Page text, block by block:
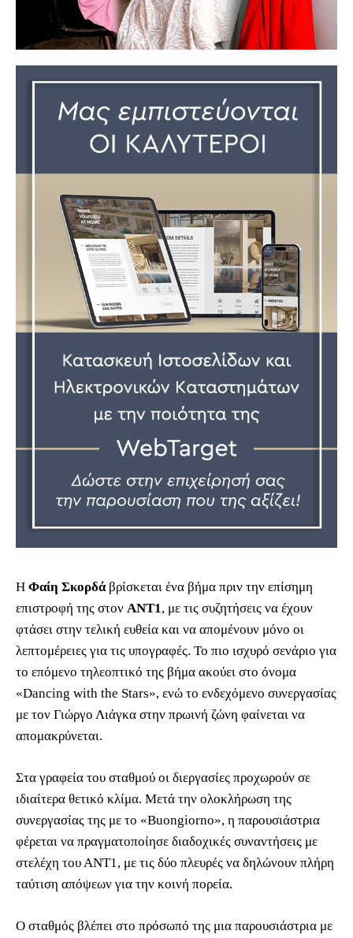
Η Φαίη Σκορδάβρίσκεται ένα βήμα πριν την επίσημη
επιστροφή της στον ΑΝΤ1, με τις συζητήσεις να έχουν
φτάσει στην τελική ευθεία και να απομένουν μόνο οι
λεπτομέρειες για τις υπογραφές. Το πιο ισχυρό σενάριο για
το επόμενο τηλεοπτικό της βήμα ακούει στο όνομα
«Dancing with the Stars», ενώ το ενδεχόμενο συνεργασίας
με τον Γιώργο Λιάγκα στην πρωινή ζώνη φαίνεται να
απομακρύνεται.
Στα γραφεία του σταθμού οι διεργασίες προχωρούν σε
ιδιαίτερα θετικό κλίμα. Μετά την ολοκλήρωση της
συνεργασίας της με το «Buongiorno», η παρουσιάστρια
φέρεται να πραγματοποίησε διαδοχικές συναντήσεις με
στελέχη του ΑΝΤ1, με τις δύο πλευρές να δηλώνουν πλήρη
ταύτιση απόψεων για την κοινή πορεία.
Ο σταθμός βλέπει στο πρόσωπό της μια παρουσιάστρια με